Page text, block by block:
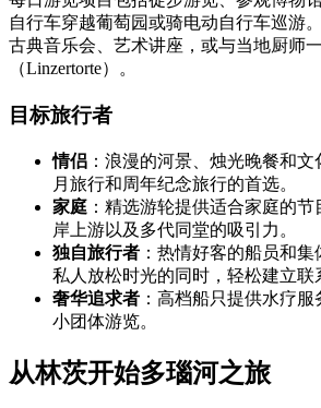
自行车穿越葡萄园或骑电动自行车巡游
古典音乐会、艺术讲座，或与当地厨师
（Linzertorte）。
目标旅行者
情侣 ：浪漫的河景、烛光晚餐和
月旅行和周年纪念旅行的首选。
家庭 ：精选游轮提供适合家庭的
岸上游以及多代同堂的吸引力。
独自旅行者 ：热情好客的船员和
私人放松时光的同时，轻松建立联
奢华追求者 ：高档船只提供水疗
小团体游览。
从林茨开始多瑙河之旅